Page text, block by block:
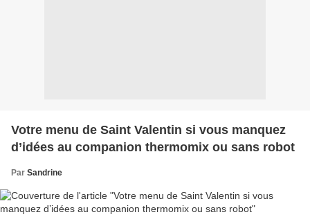
Votre menu de Saint Valentin si vous manquez
d’idées au companion thermomix ou sans robot
Par Sandrine